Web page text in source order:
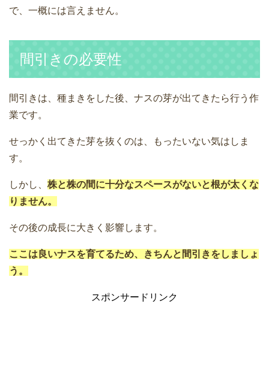
で、一概には言えません。
間引きの必要性
間引きは、種まきをした後、ナスの芽が出てきたら行う作
業です。
せっかく出てきた芽を抜くのは、もったいない気はしま
す。
しかし、 株と株の間に十分なスペースがないと根が太くな
りません。
その後の成長に大きく影響します。
ここは良いナスを育てるため、きちんと間引きをしましょ
う。
スポンサードリンク